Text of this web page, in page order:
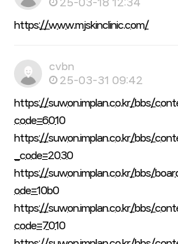
25-03-18 12:34
https://www.mjskinclinic.com/
cvbn
25-03-31 09:42
https://suwon.implan.co.kr/bbs/
code=6010
https://suwon.implan.co.kr/bbs/
_code=2030
https://suwon.implan.co.kr/bbs/
ode=10b0
https://suwon.implan.co.kr/bbs/
code=7010